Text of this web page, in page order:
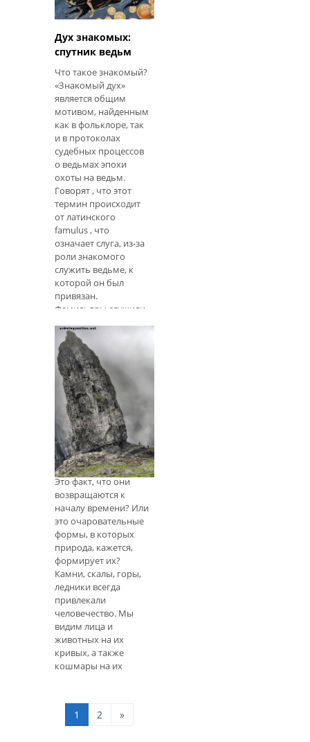
Дух знакомых:
спутник ведьм
Что такое знакомый?
«Знакомый дух»
является общим
мотивом, найденным
как в фольклоре, так
и в протоколах
судебных процессов
о ведьмах эпохи
охоты на ведьм.
Говорят , что этот
термин происходит
от латинского
famulus , что
означает слуга, из-за
роли знакомого
служить ведьме, к
которой он был
привязан.
Фамильяры служили
такие функции, как
защита и
руководство, обучая
ведьму магическим
и целебным
искусствам или, в
случае плохих ведьм,
выполнять свои
приказы, совершая
зловещие поступки.
В популярных
средствах массовой
Сверхъестественн
ые и мифические
камни
Шотландии
Связаться с автором
Это факт, что они
возвращаются к
началу времени? Или
это очаровательные
формы, в которых
природа, кажется,
формирует их?
Камни, скалы, горы,
ледники всегда
привлекали
человечество. Мы
видим лица и
животных на их
кривых, а также
кошмары на их
вокруг камней
выросли легенды и
1 2 »